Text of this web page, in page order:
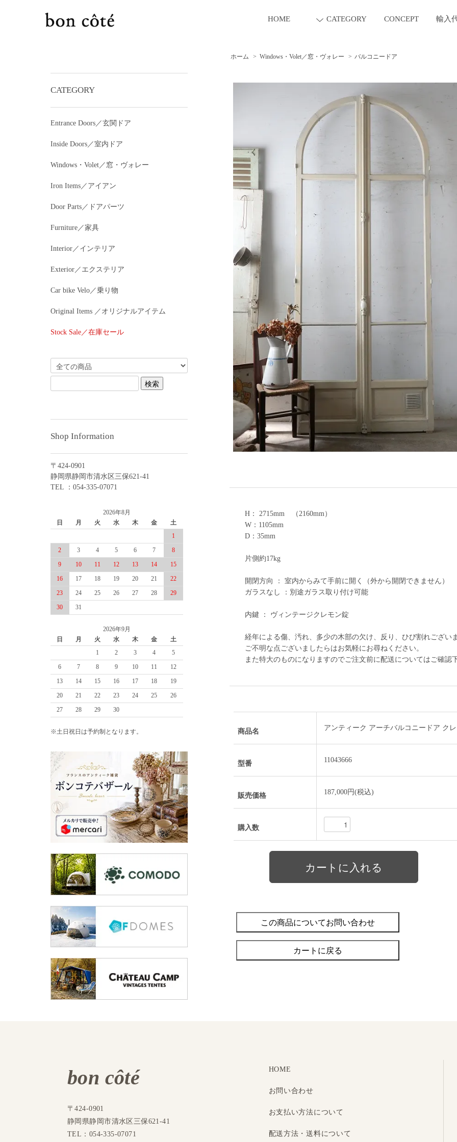
HOME CATEGORY CONCEPT 輸入
ホーム > Windows・Volet／窓・ヴォレー > バルコニードア
H： 2715mm （2160mm）
W：1105mm
D：35mm
片側約17kg
開閉方向 ： 室内からみて手前に開く（外から開閉できません）
ガラスなし ：別途ガラス取り付け可能
内鍵 ： ヴィンテージクレモン錠
経年による傷、汚れ、多少の木部の欠け、反り、ひび割れござい
ご不明な点ございましたらはお気軽にお尋ねください。
また特大のものになりますのでご注文前に配送についてはご確認
商品名 アンティーク アーチバルコニードア ク
型番 11043666
販売価格 187,000円(税込)
購入数
この商品についてお問い合わせ
カートに戻る
CATEGORY
Entrance Doors／玄関ドア
Inside Doors／室内ドア
Windows・Volet／窓・ヴォレー
Iron Items／アイアン
Door Parts／ドアパーツ
Furniture／家具
Interior／インテリア
Exterior／エクステリア
Car bike Velo／乗り物
Original Items ／オリジナルアイテム
Stock Sale／在庫セール
Shop Information
〒424-0901
静岡県静岡市清水区三保621-41
TEL ：054-335-07071
2026年8月
日
月 火 水 木 金
土
1
2
3 4 5 6 7
8
9
10 11 12 13 14
15
16
17 18 19 20 21
22
23
24 25 26 27 28
29
30
31
2026年9月
日
月 火 水 木 金
土
1
2 3 4
5
6
7 8 9 10 11
12
13
14 15 16 17 18
19
20
21 22 23 24 25
26
27
28 29 30
※土日祝日は予約制となります。
HOME
お問い合わせ
お支払い方法について
配送方法・送料について
bon côté
〒424-0901
静岡県静岡市清水区三保621-41
TEL：054-335-07071